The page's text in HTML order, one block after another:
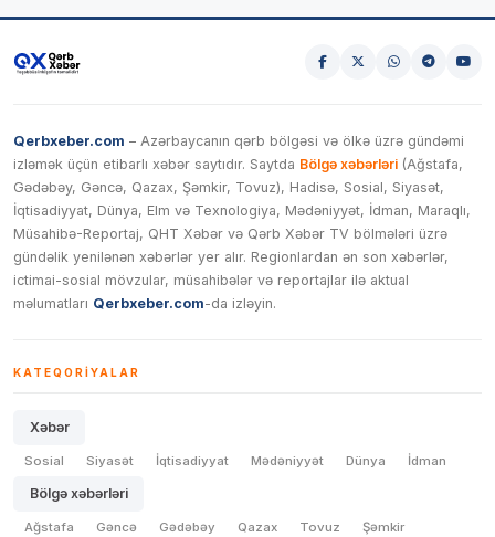
Qerbxeber.com – Azərbaycanın qərb bölgəsi və ölkə üzrə gündəmi
izləmək üçün etibarlı xəbər saytıdır. Saytda Bölgə xəbərləri (Ağstafa,
Gədəbəy, Gəncə, Qazax, Şəmkir, Tovuz), Hadisə, Sosial, Siyasət,
İqtisadiyyat, Dünya, Elm və Texnologiya, Mədəniyyət, İdman, Maraqlı,
Müsahibə-Reportaj, QHT Xəbər və Qərb Xəbər TV bölmələri üzrə
gündəlik yenilənən xəbərlər yer alır. Regionlardan ən son xəbərlər,
ictimai-sosial mövzular, müsahibələr və reportajlar ilə aktual
məlumatları Qerbxeber.com-da izləyin.
KATEQORIYALAR
Xəbər
Sosial Siyasət İqtisadiyyat Mədəniyyət Dünya İdman
Bölgə xəbərləri
Ağstafa Gəncə Gədəbəy Qazax Tovuz Şəmkir